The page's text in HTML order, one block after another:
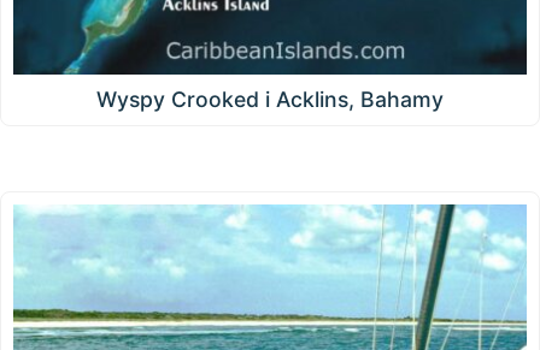
Wyspy Crooked i Acklins, Bahamy